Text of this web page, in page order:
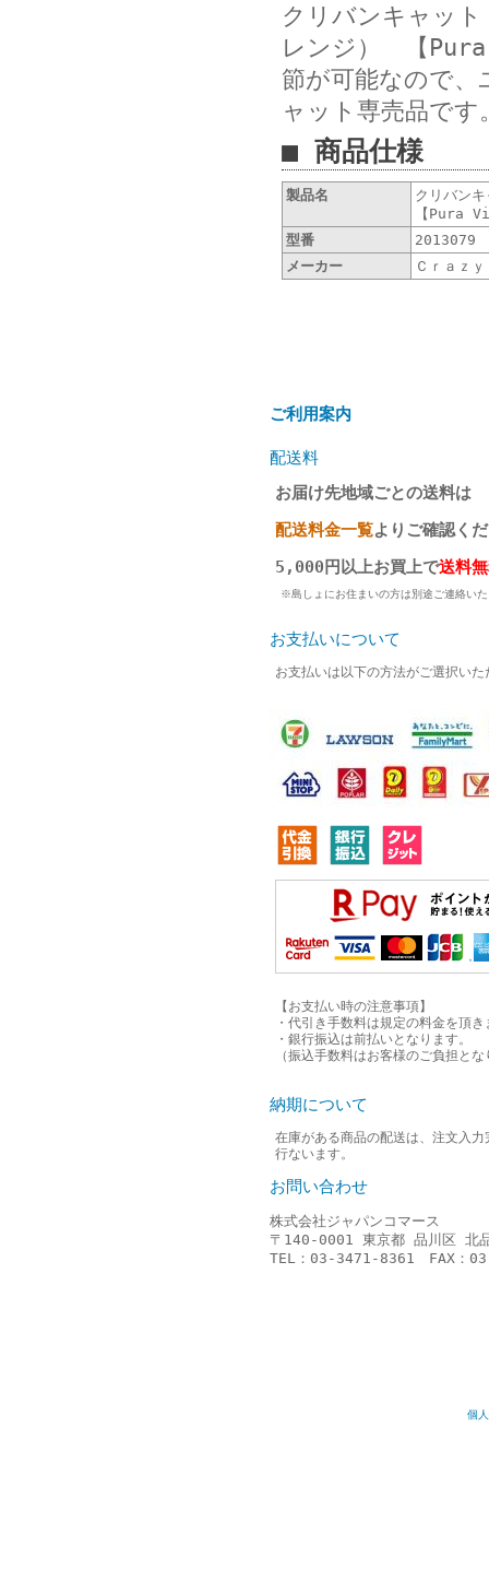
クリバンキャッ
レンジ） 【
節が可能なので
ャット専売品です
■ 商品仕様
製品名
クリバン
【Pura
型番
2013079
メーカー
Ｃｒａｚ
ご利用案内
配送料
お届け先地域ごとの送料は
配送料金一覧よりご確認く
5,000円以上お買上で送料
※島しょにお住まいの方は別途ご連絡い
お支払いについて
お支払いは以下の方法がご選択いた
【お支払い時の注意事項】
・代引き手数料は規定の料金を頂
・銀行振込は前払いとなります。
（振込手数料はお客様のご負担と
納期について
在庫がある商品の配送は、注文入
行ないます。
お問い合わせ
株式会社ジャパンコマース
〒140-0001 東京都 品川区 北
TEL：03-3471-8361 FAX：
個